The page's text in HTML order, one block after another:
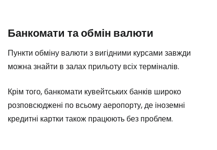
Банкомати та обмін валюти
Пункти обміну валюти з вигідними курсами завжди
можна знайти в залах прильоту всіх терміналів.
Крім того, банкомати кувейтських банків широко
розповсюджені по всьому аеропорту, де іноземні
кредитні картки також працюють без проблем.